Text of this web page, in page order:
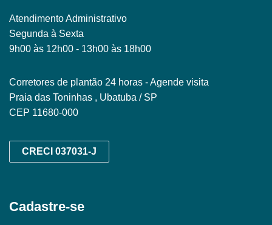
Atendimento Administrativo
Segunda à Sexta
9h00 às 12h00 - 13h00 às 18h00
Corretores de plantão 24 horas - Agende visita
Praia das Toninhas , Ubatuba / SP
CEP 11680-000
CRECI 037031-J
Cadastre-se